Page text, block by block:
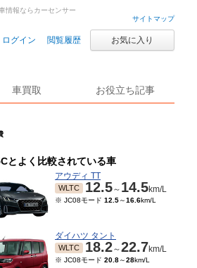
サイトマップ
ログイン 閲覧履歴 お気に入り
車買取 お役立ち記事
情報ならカーセンサー
とよく比較されている車
アウディ TT
WLTC 12.5～ 14.5km/L
※ JC08モード 12.5～16.6km/L
ダイハツ タント
WLTC 18.2～22.7km/L
※ JC08モード 20.8～28km/L